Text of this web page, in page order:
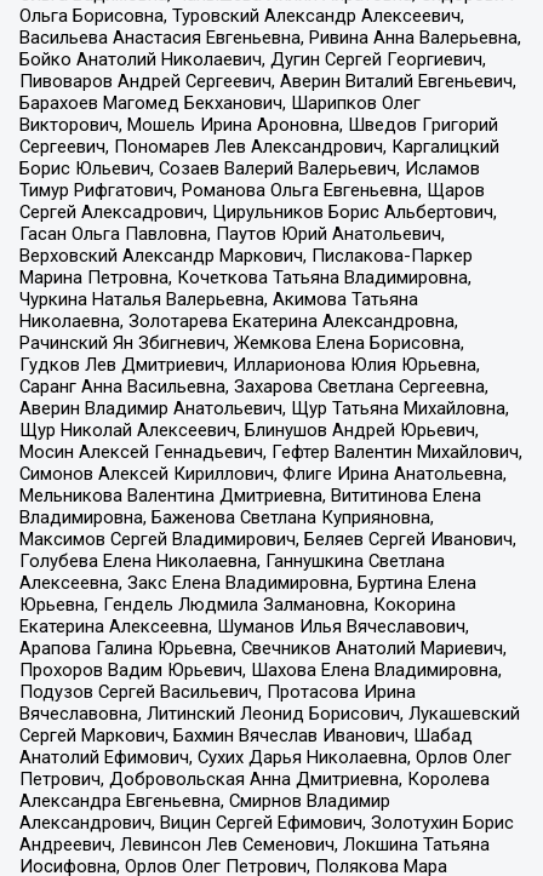
Ольга Борисовна, Туровский Александр Алексеевич,
Васильева Анастасия Евгеньевна, Ривина Анна Валерьевна,
Бойко Анатолий Николаевич, Дугин Сергей Георгиевич,
Пивоваров Андрей Сергеевич, Аверин Виталий Евгеньевич,
Барахоев Магомед Бекханович, Шарипков Олег
Викторович, Мошель Ирина Ароновна, Шведов Григорий
Сергеевич, Пономарев Лев Александрович, Каргалицкий
Борис Юльевич, Созаев Валерий Валерьевич, Исламов
Тимур Рифгатович, Романова Ольга Евгеньевна, Щаров
Сергей Алексадрович, Цирульников Борис Альбертович,
Гасан Ольга Павловна, Паутов Юрий Анатольевич,
Верховский Александр Маркович, Пислакова-Паркер
Марина Петровна, Кочеткова Татьяна Владимировна,
Чуркина Наталья Валерьевна, Акимова Татьяна
Николаевна, Золотарева Екатерина Александровна,
Рачинский Ян Збигневич, Жемкова Елена Борисовна,
Гудков Лев Дмитриевич, Илларионова Юлия Юрьевна,
Саранг Анна Васильевна, Захарова Светлана Сергеевна,
Аверин Владимир Анатольевич, Щур Татьяна Михайловна,
Щур Николай Алексеевич, Блинушов Андрей Юрьевич,
Мосин Алексей Геннадьевич, Гефтер Валентин Михайлович,
Симонов Алексей Кириллович, Флиге Ирина Анатольевна,
Мельникова Валентина Дмитриевна, Вититинова Елена
Владимировна, Баженова Светлана Куприяновна,
Максимов Сергей Владимирович, Беляев Сергей Иванович,
Голубева Елена Николаевна, Ганнушкина Светлана
Алексеевна, Закс Елена Владимировна, Буртина Елена
Юрьевна, Гендель Людмила Залмановна, Кокорина
Екатерина Алексеевна, Шуманов Илья Вячеславович,
Арапова Галина Юрьевна, Свечников Анатолий Мариевич,
Прохоров Вадим Юрьевич, Шахова Елена Владимировна,
Подузов Сергей Васильевич, Протасова Ирина
Вячеславовна, Литинский Леонид Борисович, Лукашевский
Сергей Маркович, Бахмин Вячеслав Иванович, Шабад
Анатолий Ефимович, Сухих Дарья Николаевна, Орлов Олег
Петрович, Добровольская Анна Дмитриевна, Королева
Александра Евгеньевна, Смирнов Владимир
Александрович, Вицин Сергей Ефимович, Золотухин Борис
Андреевич, Левинсон Лев Семенович, Локшина Татьяна
Иосифовна, Орлов Олег Петрович, Полякова Мара